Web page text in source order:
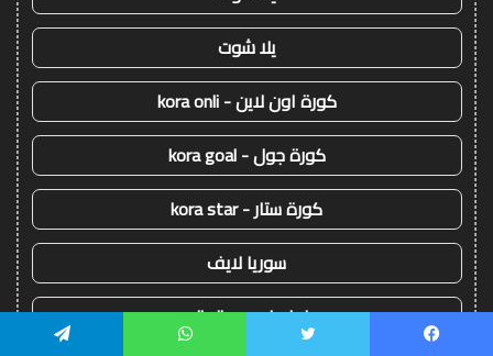
يلا شوت
كورة اون لاين - kora onli
كورة جول - kora goal
كورة ستار - kora star
سوريا لايف
يلا لايف - yalla live